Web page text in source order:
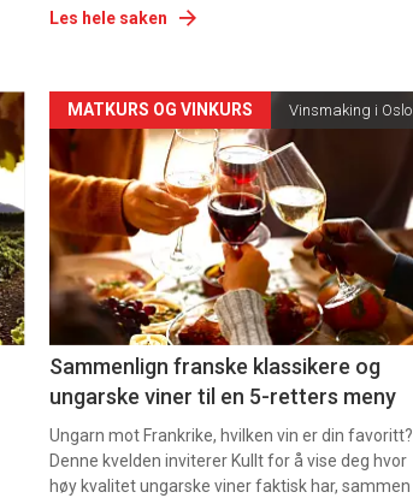
Les hele saken
Forsiden
akkurat
nå
-
5
MATKURS OG VINKURS Vinsmaking i Oslo
Sammenlign franske klassikere og
ungarske viner til en 5-retters meny
Ungarn mot Frankrike, hvilken vin er din favoritt?
Denne kvelden inviterer Kullt for å vise deg hvor
høy kvalitet ungarske viner faktisk har, sammen